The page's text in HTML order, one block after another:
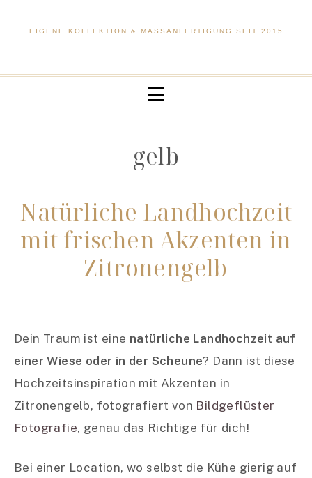
EIGENE KOLLEKTION & MASSANFERTIGUNG SEIT 2015
gelb
Natürliche Landhochzeit
mit frischen Akzenten in
Zitronengelb
Dein Traum ist eine natürliche Landhochzeit auf
einer Wiese oder in der Scheune? Dann ist diese
Hochzeitsinspiration mit Akzenten in
Zitronengelb, fotografiert von Bildgeflüster
Fotografie, genau das Richtige für dich!
Bei einer Location, wo selbst die Kühe gierig auf